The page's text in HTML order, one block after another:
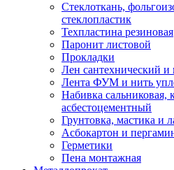
Стеклоткань,
стеклопластик
Техпластина резиновая
Паронит листовой
Прокладки
Лен сантехнический и
Лента ФУМ и нить
Набивка сальниковая,
асбестоцементный
Грунтовка, мастика и
Асбокартон и
Герметики
Пена монтажная